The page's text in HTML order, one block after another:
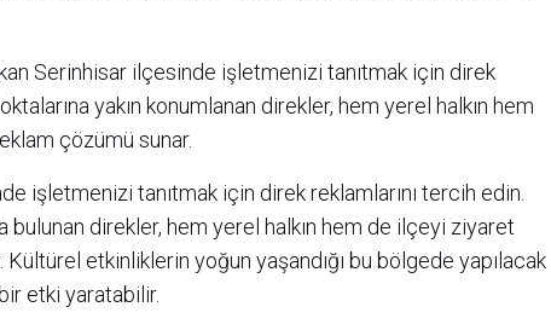
Serinhisar ilçesinde işletmenizi tanıtmak için direk
yakın konumlanan direkler, hem yerel halkın hem
çözümü sunar.
işletmenizi tanıtmak için direk reklamlarını tercih edin.
direkler, hem yerel halkın hem de ilçeyi ziyaret
etkinliklerin yoğun yaşandığı bu bölgede yapılacak
etki yaratabilir.